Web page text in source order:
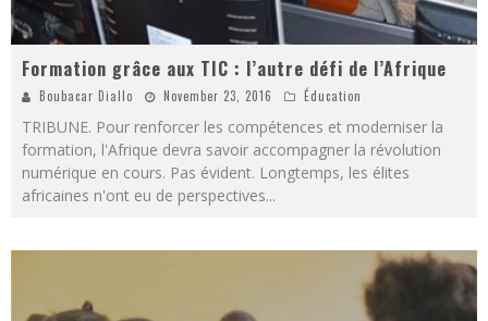
Formation grâce aux TIC : l’autre défi de l’Afrique
Boubacar Diallo November 23, 2016 Éducation
TRIBUNE. Pour renforcer les compétences et moderniser la
formation, l'Afrique devra savoir accompagner la révolution
numérique en cours. Pas évident. Longtemps, les élites
africaines n'ont eu de perspectives...